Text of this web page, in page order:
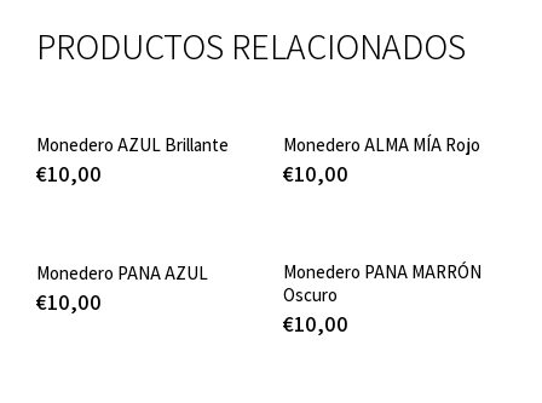
PRODUCTOS RELACIONADOS
Monedero AZUL Brillante
€10,00
Monedero ALMA MÍA Rojo
€10,00
Monedero PANA AZUL
€10,00
Monedero PANA MARRÓN
Oscuro
€10,00